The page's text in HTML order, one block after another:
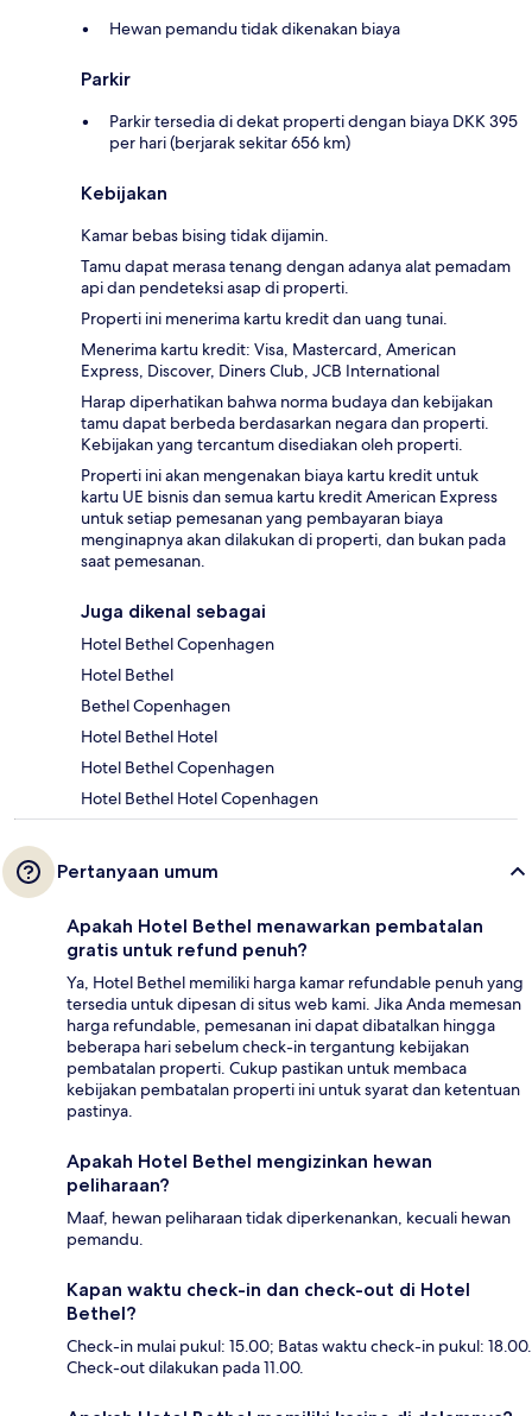
Hewan pemandu tidak dikenakan biaya
Parkir
Parkir tersedia di dekat properti dengan biaya DKK 395
per hari (berjarak sekitar 656 km)
Kebijakan
Kamar bebas bising tidak dijamin.
Tamu dapat merasa tenang dengan adanya alat pemadam
api dan pendeteksi asap di properti.
Properti ini menerima kartu kredit dan uang tunai.
Menerima kartu kredit: Visa, Mastercard, American
Express, Discover, Diners Club, JCB International
Harap diperhatikan bahwa norma budaya dan kebijakan
tamu dapat berbeda berdasarkan negara dan properti.
Kebijakan yang tercantum disediakan oleh properti.
Properti ini akan mengenakan biaya kartu kredit untuk
kartu UE bisnis dan semua kartu kredit American Express
untuk setiap pemesanan yang pembayaran biaya
menginapnya akan dilakukan di properti, dan bukan pada
saat pemesanan.
Juga dikenal sebagai
Hotel Bethel Copenhagen
Hotel Bethel
Bethel Copenhagen
Hotel Bethel Hotel
Hotel Bethel Copenhagen
Hotel Bethel Hotel Copenhagen
Pertanyaan umum
Apakah Hotel Bethel menawarkan pembatalan
gratis untuk refund penuh?
Ya, Hotel Bethel memiliki harga kamar refundable penuh yang
tersedia untuk dipesan di situs web kami. Jika Anda memesan
harga refundable, pemesanan ini dapat dibatalkan hingga
beberapa hari sebelum check-in tergantung kebijakan
pembatalan properti. Cukup pastikan untuk membaca
kebijakan pembatalan properti ini untuk syarat dan ketentuan
pastinya.
Apakah Hotel Bethel mengizinkan hewan
peliharaan?
Maaf, hewan peliharaan tidak diperkenankan, kecuali hewan
pemandu.
Kapan waktu check-in dan check-out di Hotel
Bethel?
Check-in mulai pukul: 15.00; Batas waktu check-in pukul: 18.00.
Check-out dilakukan pada 11.00.